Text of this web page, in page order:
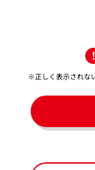
※正しく表示されな